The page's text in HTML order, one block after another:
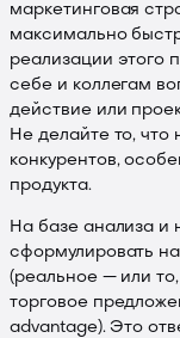
маркетинговая
максимально
реализации этого
себе и коллегам
действие или
Не делайте то, что
конкурентов,
продукта.
На базе анализа и
сформулировать
(реальное — или
торговое
advantage). Это